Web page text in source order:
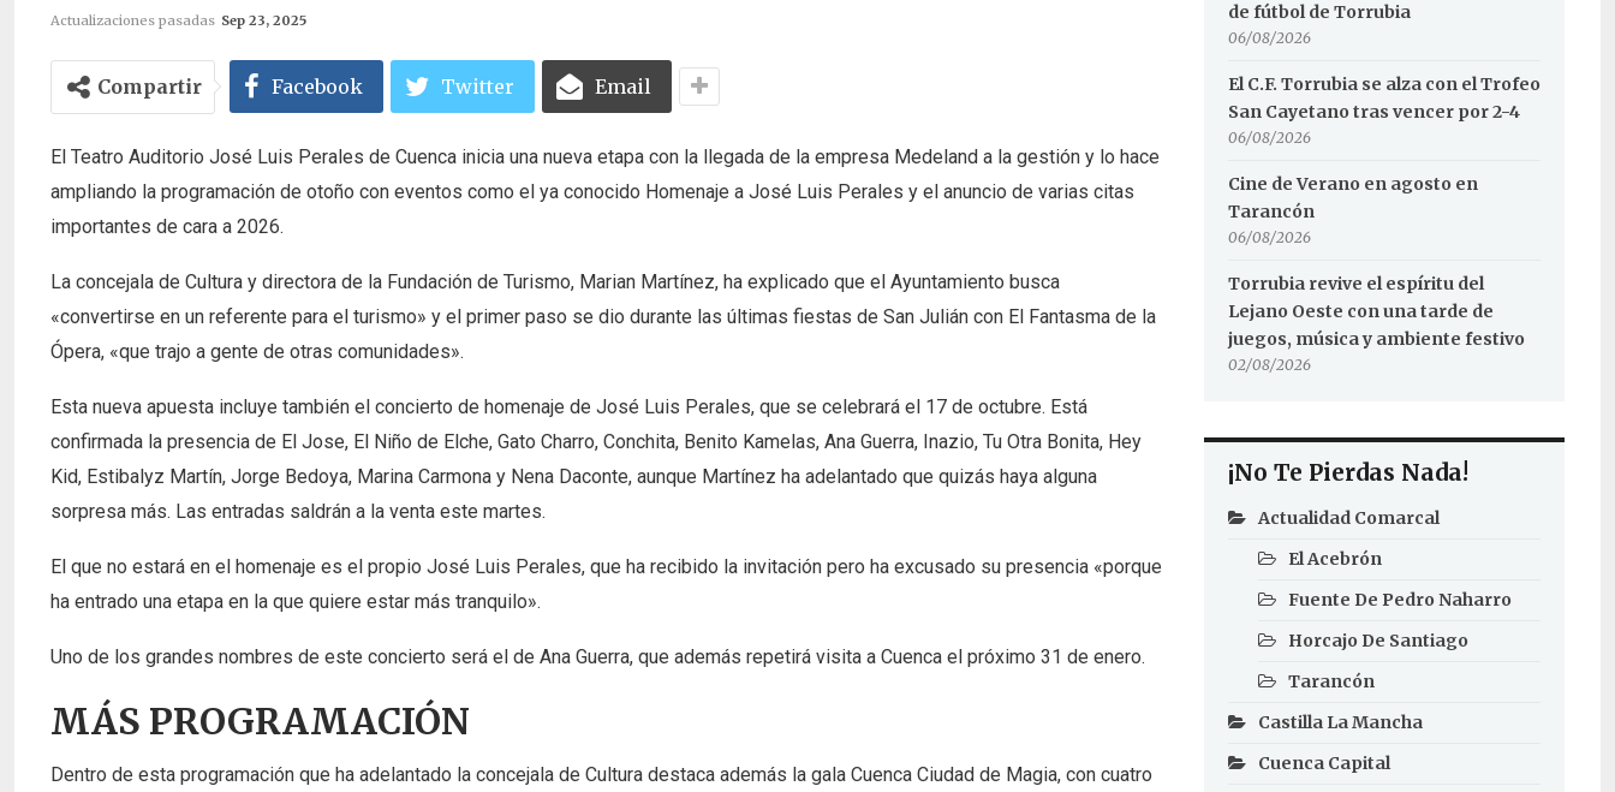
Actualizaciones pasadas Sep 23, 2025
Compartir Facebook Twitter Email
El Teatro Auditorio José Luis Perales de Cuenca inicia una nueva etapa con la llegada de la empresa Medeland a la gestión y lo hace
ampliando la programación de otoño con eventos como el ya conocido Homenaje a José Luis Perales y el anuncio de varias citas
importantes de cara a 2026.
La concejala de Cultura y directora de la Fundación de Turismo, Marian Martínez, ha explicado que el Ayuntamiento busca
«convertirse en un referente para el turismo» y el primer paso se dio durante las últimas fiestas de San Julián con El Fantasma de la
Ópera, «que trajo a gente de otras comunidades».
Esta nueva apuesta incluye también el concierto de homenaje de José Luis Perales, que se celebrará el 17 de octubre. Está
confirmada la presencia de El Jose, El Niño de Elche, Gato Charro, Conchita, Benito Kamelas, Ana Guerra, Inazio, Tu Otra Bonita, Hey
Kid, Estibalyz Martín, Jorge Bedoya, Marina Carmona y Nena Daconte, aunque Martínez ha adelantado que quizás haya alguna
sorpresa más. Las entradas saldrán a la venta este martes.
El que no estará en el homenaje es el propio José Luis Perales, que ha recibido la invitación pero ha excusado su presencia «porque
ha entrado una etapa en la que quiere estar más tranquilo».
Uno de los grandes nombres de este concierto será el de Ana Guerra, que además repetirá visita a Cuenca el próximo 31 de enero.
MÁS PROGRAMACIÓN
Dentro de esta programación que ha adelantado la concejala de Cultura destaca además la gala Cuenca Ciudad de Magia, con cuatro
de fútbol de Torrubia
06/08/2026
El C.F. Torrubia se alza con el Trofeo
San Cayetano tras vencer por 2-4
06/08/2026
Cine de Verano en agosto en
Tarancón
06/08/2026
Torrubia revive el espíritu del
Lejano Oeste con una tarde de
juegos, música y ambiente festivo
02/08/2026
¡No Te Pierdas Nada!
Actualidad Comarcal
El Acebrón
Fuente De Pedro Naharro
Horcajo De Santiago
Tarancón
Castilla La Mancha
Cuenca Capital